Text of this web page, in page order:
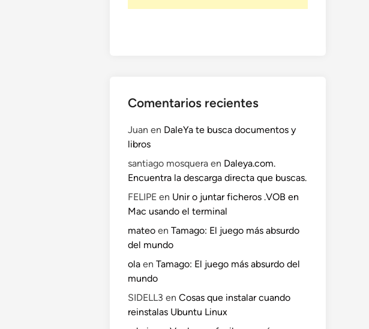
Comentarios recientes
Juan en DaleYa te busca documentos y
libros
santiago mosquera en Daleya.com.
Encuentra la descarga directa que buscas.
FELIPE en Unir o juntar ficheros .VOB en
Mac usando el terminal
mateo en Tamago: El juego más absurdo
del mundo
ola en Tamago: El juego más absurdo del
mundo
SIDELL3 en Cosas que instalar cuando
reinstalas Ubuntu Linux